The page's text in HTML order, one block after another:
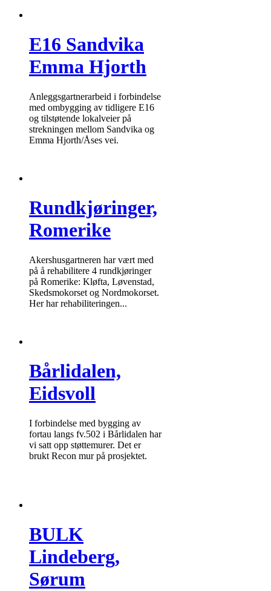
E16 Sandvika
Emma Hjorth
Anleggsgartnerarbeid i forbindelse
med ombygging av tidligere E16
og tilstøtende lokalveier på
strekningen mellom Sandvika og
Emma Hjorth/Åses vei.
Rundkjøringer,
Romerike
Akershusgartneren har vært med
på å rehabilitere 4 rundkjøringer
på Romerike: Kløfta, Løvenstad,
Skedsmokorset og Nordmokorset.
Her har rehabiliteringen...
Bårlidalen,
Eidsvoll
I forbindelse med bygging av
fortau langs fv.502 i Bårlidalen har
vi satt opp støttemurer. Det er
brukt Recon mur på prosjektet.
BULK
Lindeberg,
Sørum